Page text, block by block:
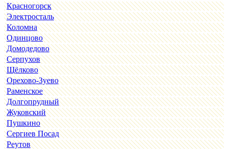
Красногорск
Электросталь
Коломна
Одинцово
Домодедово
Серпухов
Щёлково
Орехово-Зуево
Раменское
Долгопрудный
Жуковский
Пушкино
Сергиев Посад
Реутов